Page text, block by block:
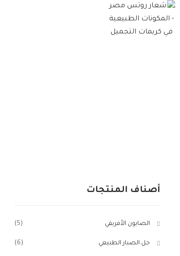
أصناف المنتجات
الصابون الأفريقي (5)
جل الصبار الطبيعي (6)